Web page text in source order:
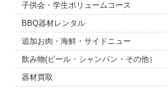
子供会・学生ボリュームコース
BBQ器材レンタル
追加お肉・海鮮・サイドニュー
飲み物(ビール・シャンパン・その他）
器材買取